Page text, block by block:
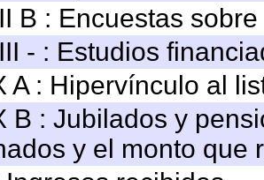
B : Encuestas
- : Estudios
A : Hipervínculo al
B : Jubilados y
y el monto que